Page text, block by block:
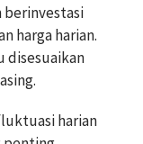
berinvestasi
harga harian.
disesuaikan
harian